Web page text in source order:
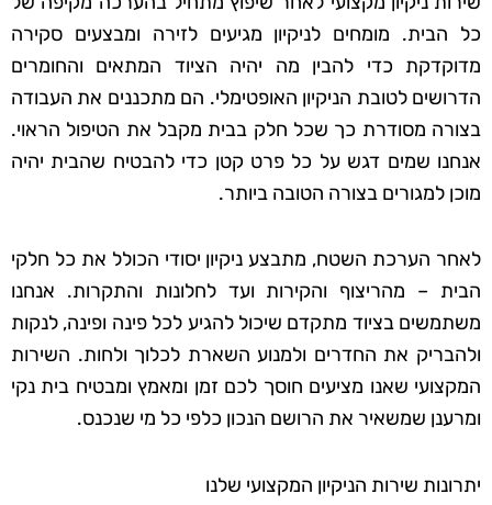
כל הבית. מומחים לניקיון מגיעים לזירה ומבצעים סקירה
מדוקדקת כדי להבין מה יהיה הציוד המתאים והחומרים
הדרושים לטובת הניקיון האופטימלי. הם מתכננים את העבודה
בצורה מסודרת כך שכל חלק בבית מקבל את הטיפול הראוי.
אנחנו שמים דגש על כל פרט קטן כדי להבטיח שהבית יהיה
מוכן למגורים בצורה הטובה ביותר.
לאחר הערכת השטח, מתבצע ניקיון יסודי הכולל את כל חלקי
הבית – מהריצוף והקירות ועד לחלונות והתקרות. אנחנו
משתמשים בציוד מתקדם שיכול להגיע לכל פינה ופינה, לנקות
ולהבריק את החדרים ולמנוע השארת לכלוך ולחות. השירות
המקצועי שאנו מציעים חוסך לכם זמן ומאמץ ומבטיח בית נקי
ומרענן שמשאיר את הרושם הנכון כלפי כל מי שנכנס.
יתרונות שירות הניקיון המקצועי שלנו